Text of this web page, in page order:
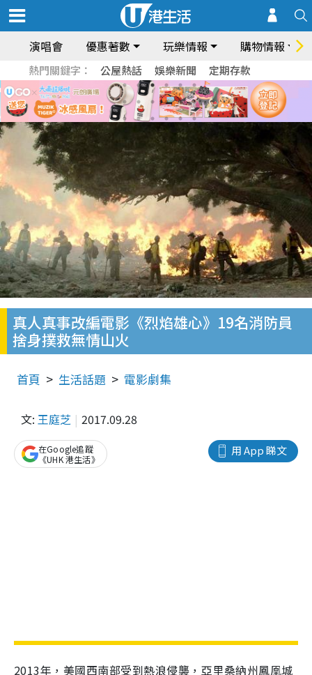
演唱會 優惠著數 玩樂情報 購物情報
熱門關鍵字： 公屋熱話 娛樂新聞 定期存款
真人真事改編電影《烈焰雄心》19名消防員
捨身撲救無情山火
首頁 生活話題 電影劇集
文: 王庭芝 2017.09.28
用 App 睇文
在Google追蹤
《UHK 港生活》
2013年，美國西南部受到熱浪侵襲，亞里桑納州鳳凰城